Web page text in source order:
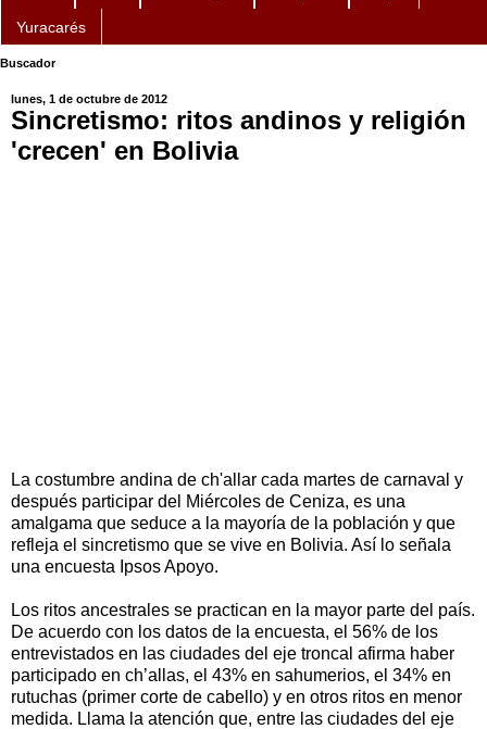
Yuracarés
Buscador
lunes, 1 de octubre de 2012
Sincretismo: ritos andinos y religión
'crecen' en Bolivia
La costumbre andina de ch'allar cada martes de carnaval y
después participar del Miércoles de Ceniza, es una
amalgama que seduce a la mayoría de la población y que
refleja el sincretismo que se vive en Bolivia. Así lo señala
una encuesta Ipsos Apoyo.
Los ritos ancestrales se practican en la mayor parte del país.
De acuerdo con los datos de la encuesta, el 56% de los
entrevistados en las ciudades del eje troncal afirma haber
participado en ch’allas, el 43% en sahumerios, el 34% en
rutuchas (primer corte de cabello) y en otros ritos en menor
medida. Llama la atención que, entre las ciudades del eje